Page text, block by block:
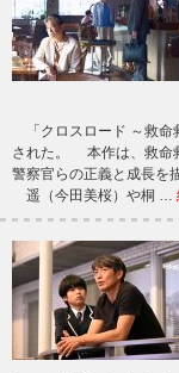
「クロスロード ～救命
された。 本作は、救命
警察官らの正義と成長を
遥（今田美桜）や桐 …